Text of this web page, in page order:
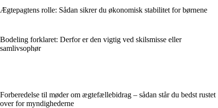
Ægtepagtens rolle: Sådan sikrer du økonomisk stabilitet for børnene
Bodeling forklaret: Derfor er den vigtig ved skilsmisse eller
samlivsophør
Forberedelse til møder om ægtefællebidrag – sådan står du bedst rustet
over for myndighederne